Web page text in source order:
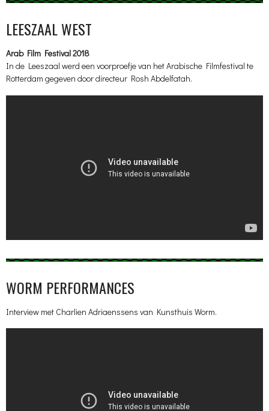
LEESZAAL WEST
Arab Film Festival 2018
In de Leeszaal werd een voorproefje van het Arabische Filmfestival te
Rotterdam gegeven door directeur Rosh Abdelfatah.
WORM PERFORMANCES
Interview met Charlien Adriaenssens van Kunsthuis Worm.